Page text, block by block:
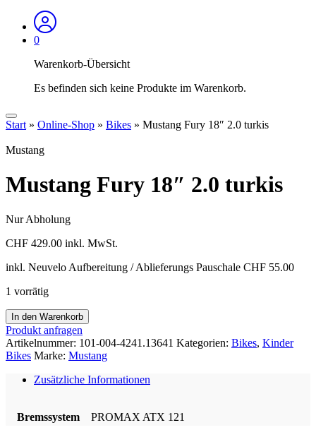
0
Warenkorb-Übersicht
Es befinden sich keine Produkte im Warenkorb.
Start » Online-Shop » Bikes » Mustang Fury 18″ 2.0 turkis
Mustang
Mustang Fury 18″ 2.0 turkis
Nur Abholung
CHF 429.00 inkl. MwSt.
inkl. Neuvelo Aufbereitung / Ablieferungs Pauschale CHF 55.00
1 vorrätig
Mustang
Fury
18"
2.0
Menge
In den Warenkorb
Produkt anfragen
Artikelnummer: 101-004-4241.13641 Kategorien: Bikes, Kinder
Bikes Marke: Mustang
Zusätzliche Informationen
Bremssystem PROMAX ATX 121